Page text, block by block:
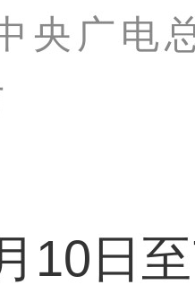
央广电
日至7